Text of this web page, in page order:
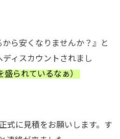
から安くなりませんか？』と
ィスカウントされまし
盛られているなぁ）
式に見積をお願いします。す